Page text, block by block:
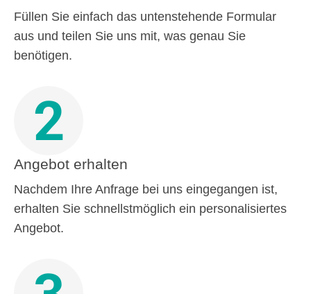
Füllen Sie einfach das untenstehende Formular
aus und teilen Sie uns mit, was genau Sie
benötigen.
2
Angebot erhalten
Nachdem Ihre Anfrage bei uns eingegangen ist,
erhalten Sie schnellstmöglich ein personalisiertes
Angebot.